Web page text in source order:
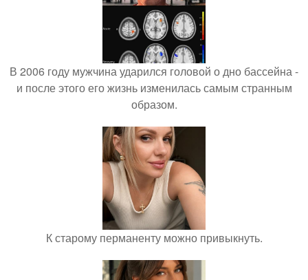
В 2006 году мужчина ударился головой о дно бассейна -
и после этого его жизнь изменилась самым странным
образом.
К старому перманенту можно привыкнуть.